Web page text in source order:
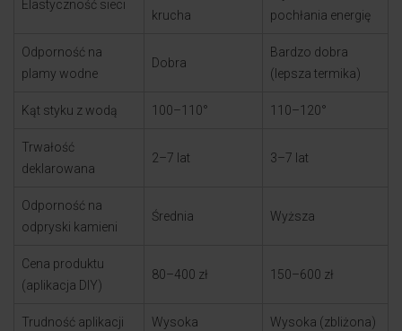
Elastyczność sieci
krucha
pochłania energię
Odporność na
plamy wodne
Dobra
Bardzo dobra
(lepsza termika)
Kąt styku z wodą 100–110° 110–120°
Trwałość
deklarowana
2–7 lat 3–7 lat
Odporność na
odpryski kamieni
Średnia Wyższa
Cena produktu
(aplikacja DIY)
80–400 zł 150–600 zł
Trudność aplikacji Wysoka Wysoka (zbliżona)